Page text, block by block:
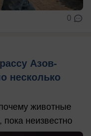
0
Азов-
несколько
животные
пока неизвестно